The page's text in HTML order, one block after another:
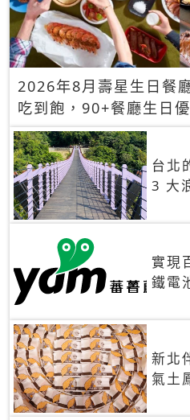
2026年8月壽星生日餐
吃到飽，90+餐廳生日
台北
3 大
實現
鐵電
30年
新北
氣土